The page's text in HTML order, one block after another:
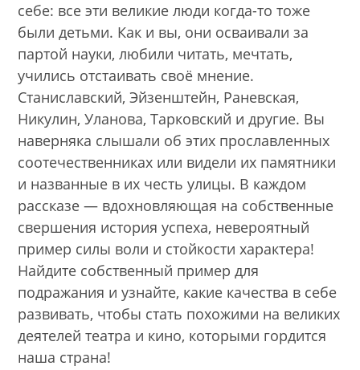
себе: все эти великие люди когда-то тоже
были детьми. Как и вы, они осваивали за
партой науки, любили читать, мечтать,
учились отстаивать своё мнение.
Станиславский, Эйзенштейн, Раневская,
Никулин, Уланова, Тарковский и другие. Вы
наверняка слышали об этих прославленных
соотечественниках или видели их памятники
и названные в их честь улицы. В каждом
рассказе — вдохновляющая на собственные
свершения история успеха, невероятный
пример силы воли и стойкости характера!
Найдите собственный пример для
подражания и узнайте, какие качества в себе
развивать, чтобы стать похожими на великих
деятелей театра и кино, которыми гордится
наша страна!